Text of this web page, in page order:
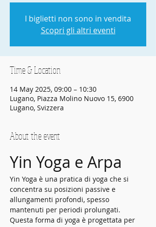
I biglietti non sono in vendita
Scopri gli altri eventi
Time & Location
14 May 2025, 09:00 – 10:30
Lugano, Piazza Molino Nuovo 15, 6900
Lugano, Svizzera
About the event
Yin Yoga e Arpa
Yin Yoga è una pratica di yoga che si
concentra su posizioni passive e
allungamenti profondi, spesso
mantenuti per periodi prolungati.
Questa forma di yoga è progettata per